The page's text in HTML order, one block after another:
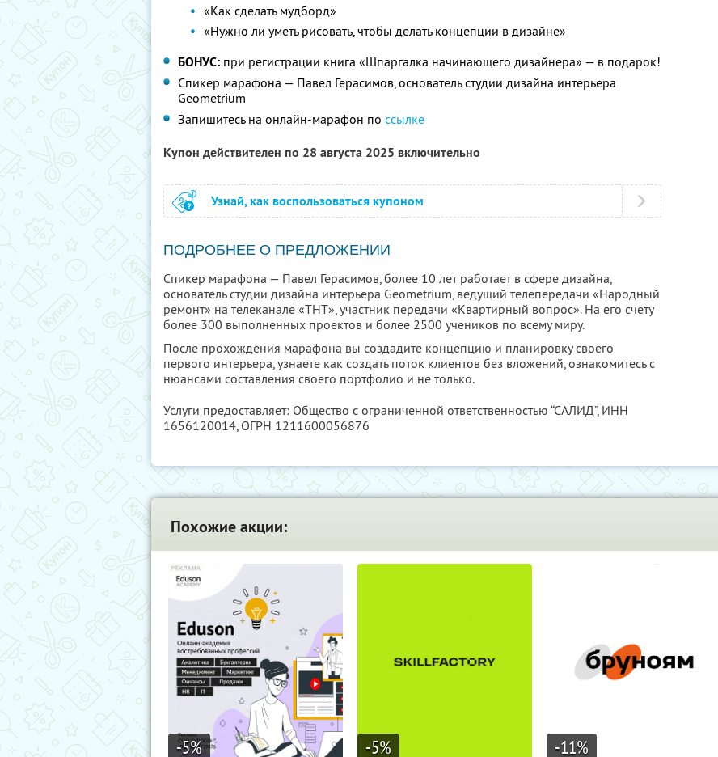
«Как сделать мудборд»
«Нужно ли уметь рисовать, чтобы делать концепции в дизайне»
БОНУС: при регистрации книга «Шпаргалка начинающего дизайнера» — в подарок!
Спикер марафона — Павел Герасимов, основатель студии дизайна интерьера
Geometrium
Запишитесь на онлайн-марафон по ссылке
Купон действителен по 28 августа 2025 включительно
Узнай, как воспользоваться купоном
ПОДРОБНЕЕ О ПРЕДЛОЖЕНИИ
Спикер марафона — Павел Герасимов, более 10 лет работает в сфере дизайна,
основатель студии дизайна интерьера Geometrium, ведущий телепередачи «Народный
ремонт» на телеканале «ТНТ», участник передачи «Квартирный вопрос». На его счету
более 300 выполненных проектов и более 2500 учеников по всему миру.
После прохождения марафона вы создадите концепцию и планировку своего
первого интерьера, узнаете как создать поток клиентов без вложений, ознакомитесь с
нюансами составления своего портфолио и не только.
Услуги предоставляет: Общество с ограниченной ответственностью “САЛИД”, ИНН
1656120014, ОГРН 1211600056876
Похожие акции:
-5% -5% -11%